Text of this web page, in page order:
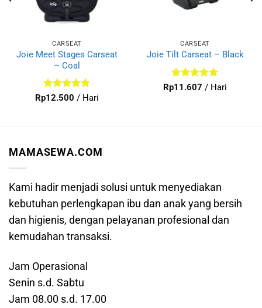
CARSEAT
Joie Meet Stages Carseat
– Coal
Dinilai5
Rp12.500 / Hari
CARSEAT
Joie Tilt Carseat – Black
Dinilai4.92
Rp11.607 / Hari
MAMASEWA.COM
Kami hadir menjadi solusi untuk menyediakan
kebutuhan perlengkapan ibu dan anak yang bersih
dan higienis, dengan pelayanan profesional dan
kemudahan transaksi.
Jam Operasional
Senin s.d. Sabtu
Jam 08.00 s.d. 17.00